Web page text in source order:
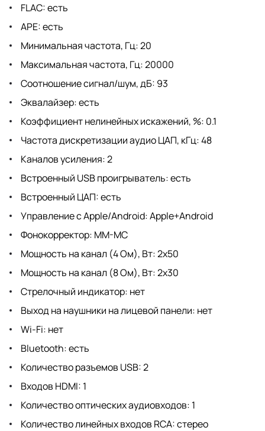
FLAC: есть
APE: есть
Минимальная частота, Гц: 20
Максимальная частота, Гц: 20000
Соотношение сигнал/шум, дБ: 93
Эквалайзер: есть
Коэффициент нелинейных искажений, %: 0.1
Частота дискретизации аудио ЦАП, кГц: 48
Каналов усиления: 2
Встроенный USB проигрыватель: есть
Встроенный ЦАП: есть
Управление с Apple/Android: Apple+Android
Фонокорректор: MM-MC
Мощность на канал (4 Ом), Вт: 2х50
Мощность на канал (8 Ом), Вт: 2х30
Стрелочный индикатор: нет
Выход на наушники на лицевой панели: нет
Wi-Fi: нет
Bluetooth: есть
Количество разъемов USB: 2
Входов HDMI: 1
Количество оптических аудиовходов: 1
Количество линейных входов RCA: стерео